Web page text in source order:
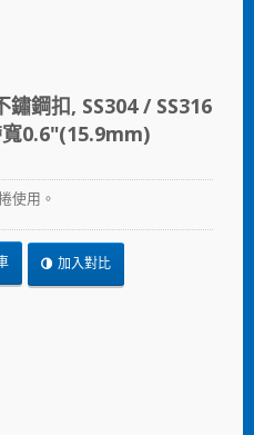
鏽鋼扣, SS304 / SS316
0.6"(15.9mm)
使用。
加入對比